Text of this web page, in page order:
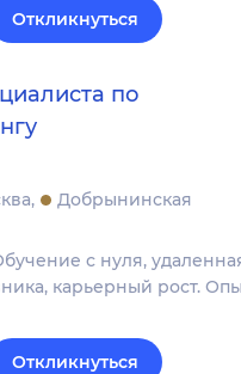
Откликнуться
по
Добрынинская
с нуля,
карьерный рост.
Откликнуться